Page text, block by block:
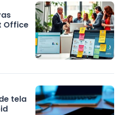
Office
tela